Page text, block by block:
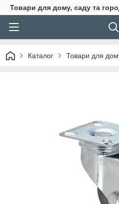
Товари для дому, саду та
Каталог Товари для